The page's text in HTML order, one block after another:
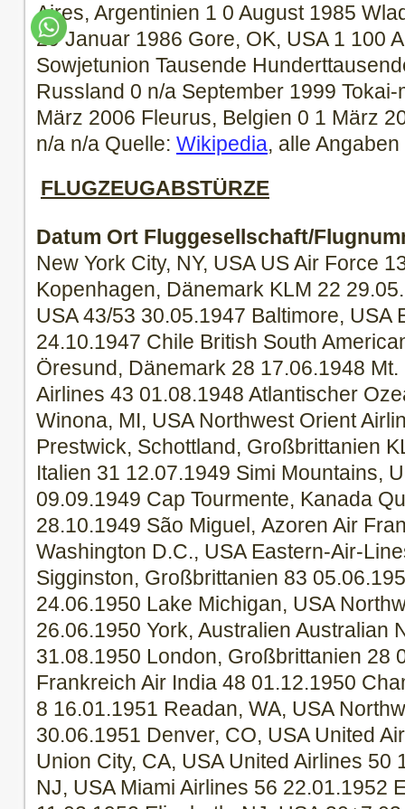
Aires, Argentinien 1 0 August 1985
29 Januar 1986 Gore, OK, USA 1 100
Sowjetunion Tausende
Russland 0 n/a September 1999
März 2006 Fleurus, Belgien 0 1 März
n/a n/a Quelle: Wikipedia, alle
FLUGZEUGABSTÜRZE
Datum Ort Fluggesellschaft/
New York City, NY, USA US Air Force
Kopenhagen, Dänemark KLM 22
USA 43/53 30.05.1947 Baltimore, USA
24.10.1947 Chile British South
Öresund, Dänemark 28 17.06.1948
Airlines 43 01.08.1948 Atlantischer
Winona, MI, USA Northwest Orient
Prestwick, Schottland, Großbrittanien
Italien 31 12.07.1949 Simi Mountains,
09.09.1949 Cap Tourmente, Kanada
28.10.1949 São Miguel, Azoren Air
Washington D.C., USA Eastern-Air-
Sigginston, Großbrittanien 83
24.06.1950 Lake Michigan, USA
26.06.1950 York, Australien Australian
31.08.1950 London, Großbrittanien 28
Frankreich Air India 48 01.12.1950
8 16.01.1951 Readan, WA, USA
30.06.1951 Denver, CO, USA United
Union City, CA, USA United Airlines 50
NJ, USA Miami Airlines 56 22.01.1952